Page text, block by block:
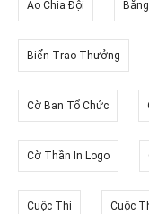
Áo Chia Đội
Biển Trao Thưởng
Cờ Ban Tổ Chức
Cờ Thần In Logo
Cuộc Thi Cuộc